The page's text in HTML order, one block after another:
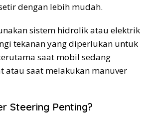
dengan lebih mudah.
sistem hidrolik atau elektrik
tekanan yang diperlukan untuk
saat mobil sedang
atau saat melakukan manuver
Steering Penting?